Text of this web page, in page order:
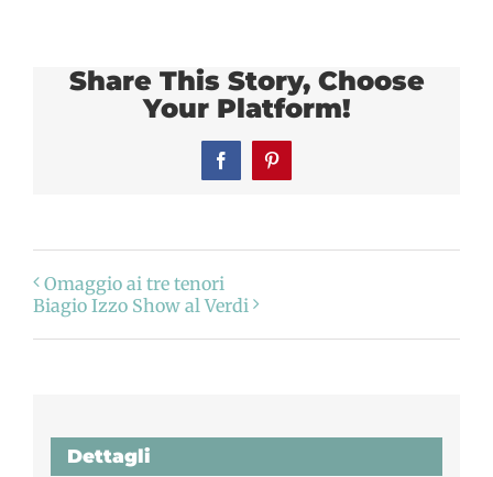
Share This Story, Choose
Your Platform!
FacebookPinterest
Omaggio ai tre tenori
Biagio Izzo Show al Verdi
Dettagli